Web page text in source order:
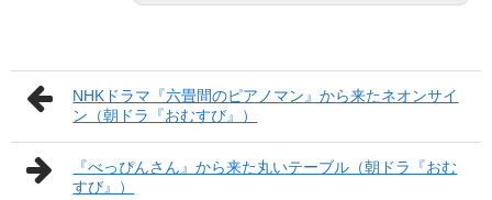
NHKドラマ『六畳間のピアノマン』から来たネオンサイ
ン（朝ドラ『おむすび』）
『べっぴんさん』から来た丸いテーブル（朝ドラ『おむ
すび』）